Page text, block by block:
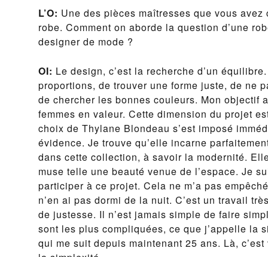
L’O: Une des pièces maîtresses que vous avez
robe. Comment on aborde la question d’une
designer de mode ?
OI: Le design, c’est la recherche d’un
proportions, de trouver une forme juste, de ne
de chercher les bonnes couleurs. Mon objectif
femmes en valeur. Cette dimension du projet
choix de Thylane Blondeau s’est imposé
évidence. Je trouve qu’elle incarne
dans cette collection, à savoir la modernité.
muse telle une beauté venue de l’espace. Je
participer à ce projet. Cela ne m’a pas
n’en ai pas dormi de la nuit. C’est un travail
de justesse. Il n’est jamais simple de faire
sont les plus compliquées, ce que j’appelle la
qui me suit depuis maintenant 25 ans. Là,